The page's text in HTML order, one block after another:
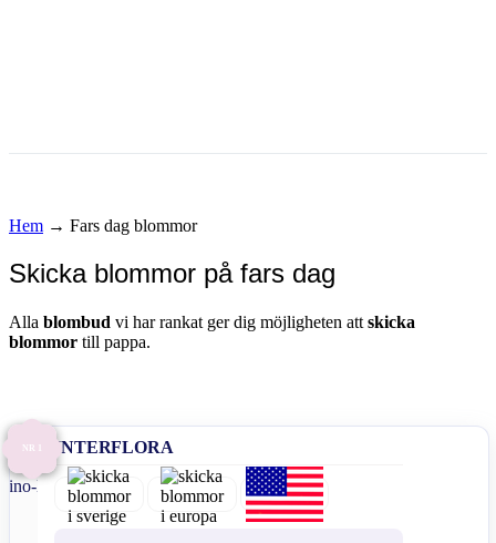
Hem → Fars dag blommor
Skicka blommor på fars dag
Alla blombud vi har rankat ger dig möjligheten att skicka
blommor till pappa.
NR 1 INTERFLORA